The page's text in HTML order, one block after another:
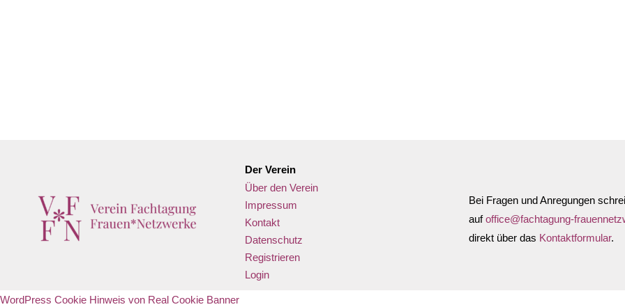
Der Verein
Über den Verein
Impressum
Kontakt
Datenschutz
Registrieren
Login
Bei Fragen und Anregungen
aufoffice@fachtagung-
direkt über das Kontaktformular.
WordPress Cookie Hinweis von Real Cookie Banner